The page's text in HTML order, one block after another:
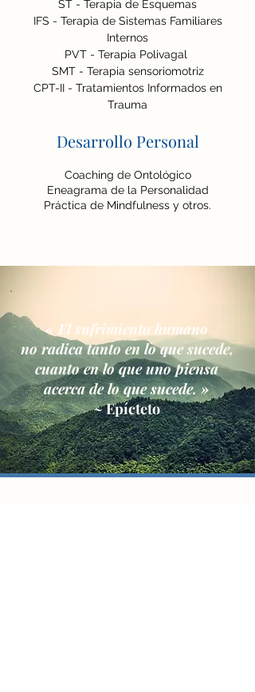
ST - Terapia de Esquemas
IFS - Terapia de Sistemas Familiares
Internos
PVT - Terapia Polivagal
SMT - Terapia sensoriomotriz
CPT-II - Tratamientos Informados en
Trauma
Desarrollo Personal
Coaching de Ontológico
Eneagrama de la Personalidad
Práctica de Mindfulness y otros.
« El sufrimiento humano
no radica tanto en lo que sucede,
cuanto en lo que uno piensa
acerca de lo que sucede. »
~ Epícteto